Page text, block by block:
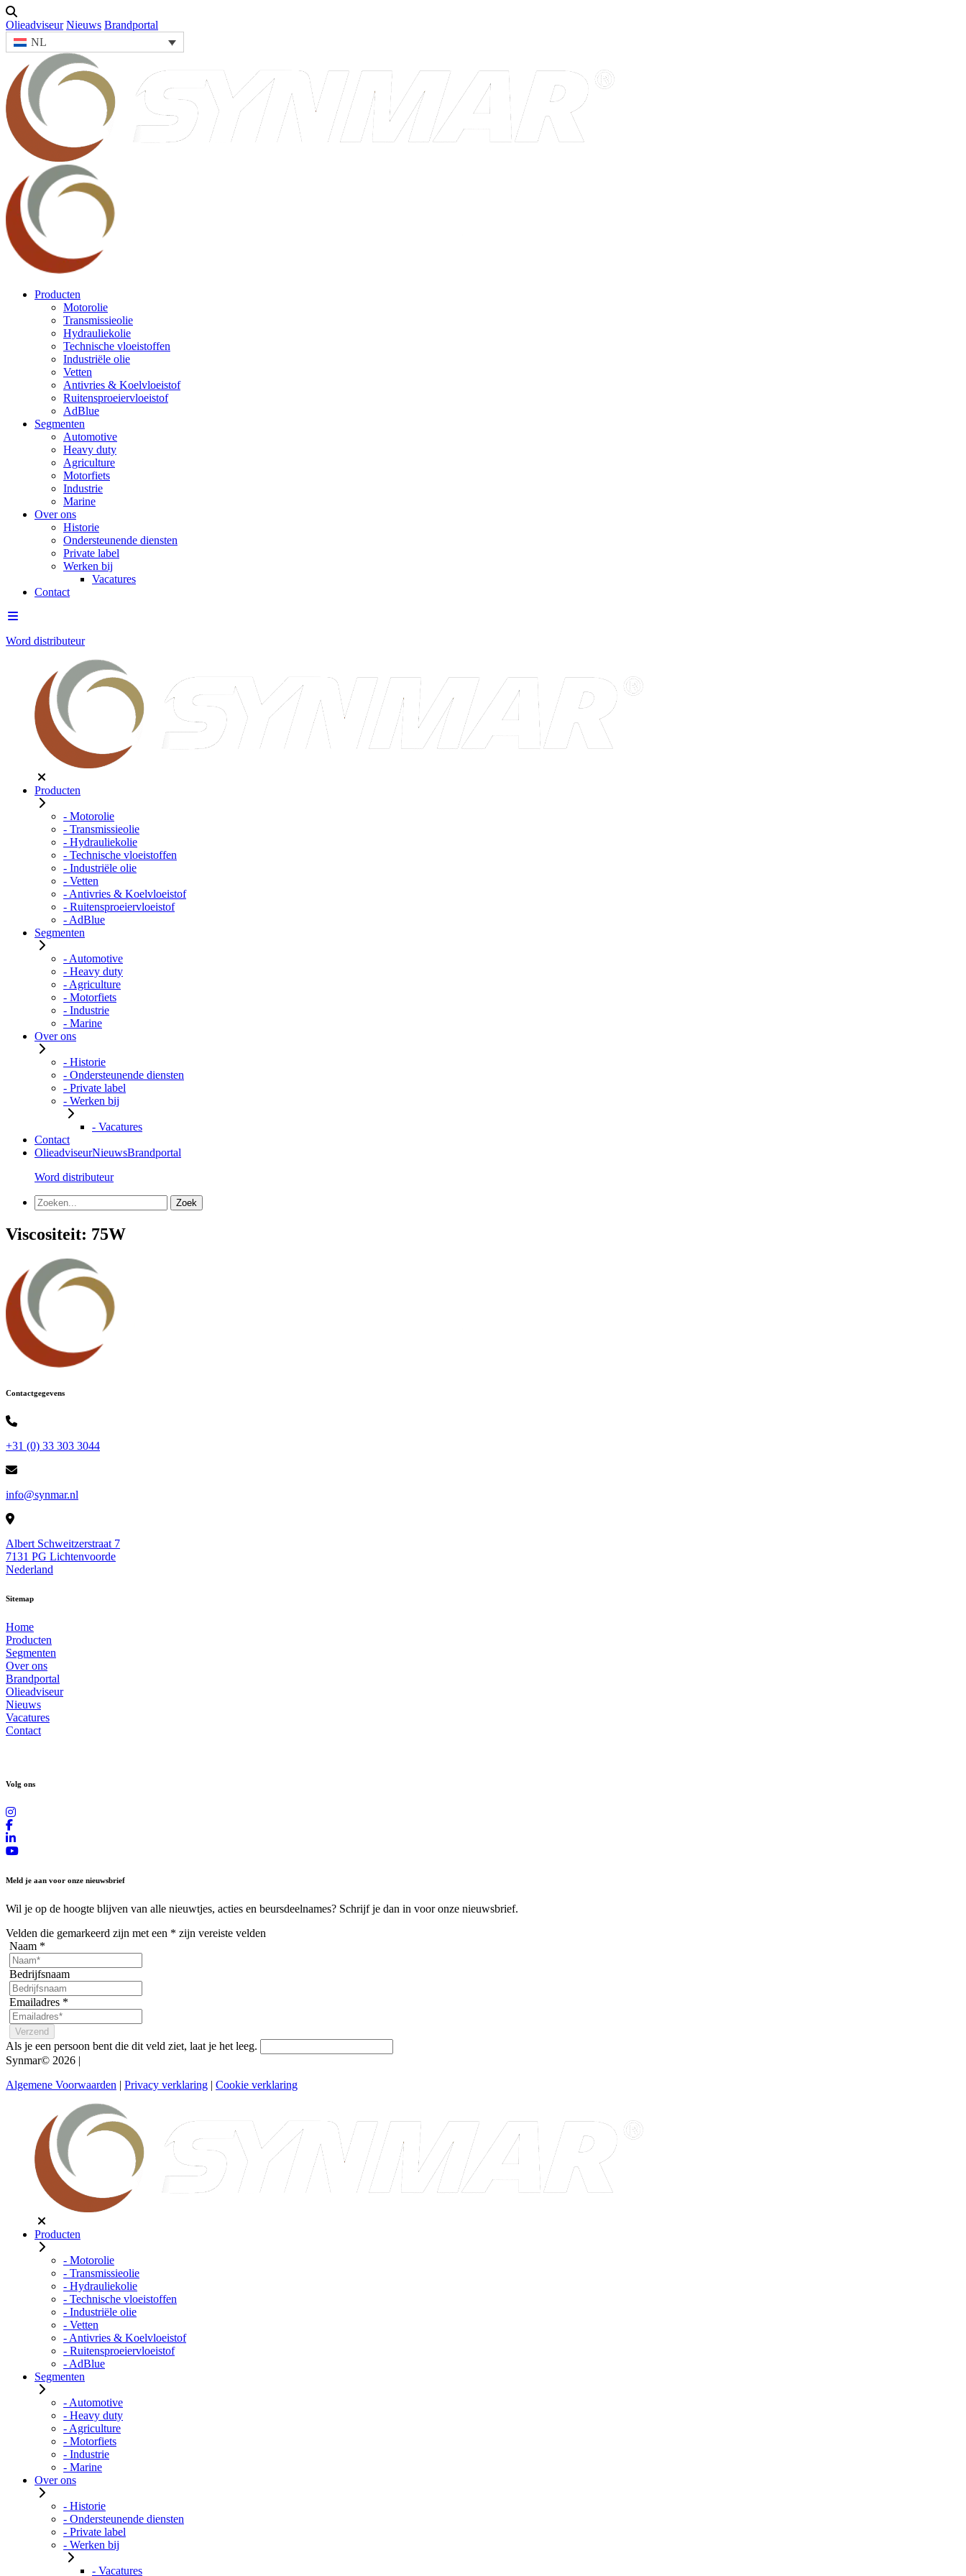
Olieadviseur Nieuws Brandportal
NL
Producten
Motorolie
Transmissieolie
Hydrauliekolie
Technische vloeistoffen
Industriële olie
Vetten
Antivries & Koelvloeistof
Ruitensproeiervloeistof
AdBlue
Segmenten
Automotive
Heavy duty
Agriculture
Motorfiets
Industrie
Marine
Over ons
Historie
Ondersteunende diensten
Private label
Werken bij
Vacatures
Contact
Word distributeur
Producten
- Motorolie
- Transmissieolie
- Hydrauliekolie
- Technische vloeistoffen
- Industriële olie
- Vetten
- Antivries & Koelvloeistof
- Ruitensproeiervloeistof
- AdBlue
Segmenten
- Automotive
- Heavy duty
- Agriculture
- Motorfiets
- Industrie
- Marine
Over ons
- Historie
- Ondersteunende diensten
- Private label
- Werken bij
- Vacatures
Contact
OlieadviseurNieuwsBrandportal
Word distributeur
Viscositeit: 75W
Contactgegevens
+31 (0) 33 303 3044
info@synmar.nl
Albert Schweitzerstraat 7
7131 PG Lichtenvoorde
Nederland
Sitemap
Home
Producten
Segmenten
Over ons
Brandportal
Olieadviseur
Nieuws
Vacatures
Contact
Volg ons
Meld je aan voor onze nieuwsbrief
Wil je op de hoogte blijven van alle nieuwtjes, acties en beursdeelnames? Schrijf je dan in voor onze nieuwsbrief.
Velden die gemarkeerd zijn met een * zijn vereiste velden
Naam *
Bedrijfsnaam
Emailadres *
Als je een persoon bent die dit veld ziet, laat je het leeg.
Synmar© 2026 |
Algemene Voorwaarden | Privacy verklaring | Cookie verklaring
Producten
- Motorolie
- Transmissieolie
- Hydrauliekolie
- Technische vloeistoffen
- Industriële olie
- Vetten
- Antivries & Koelvloeistof
- Ruitensproeiervloeistof
- AdBlue
Segmenten
- Automotive
- Heavy duty
- Agriculture
- Motorfiets
- Industrie
- Marine
Over ons
- Historie
- Ondersteunende diensten
- Private label
- Werken bij
- Vacatures